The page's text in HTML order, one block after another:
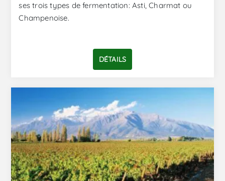
ses trois types de fermentation: Asti, Charmat ou
Champenoise.
DÉTAILS